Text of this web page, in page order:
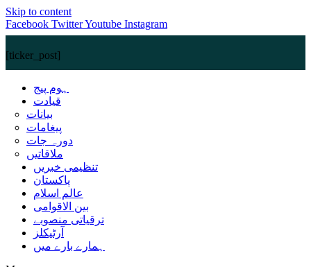
Skip to content
Facebook TwitterYoutube Instagram
[ticker_post]
ہوم پیج
قیادت
بیانات
پیغامات
دورہ جات
ملاقاتیں
تنظیمی خبریں
پاکستان
عالم اسلام
بین الاقوامی
ترقیاتی منصوبے
آرٹیکلز
ہمارے بارے میں